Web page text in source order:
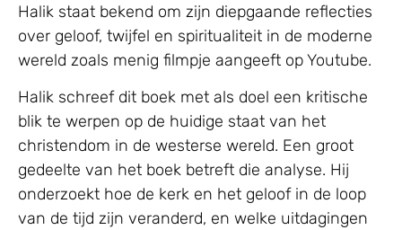
Halik staat bekend om zijn diepgaande reflecties
over geloof, twijfel en spiritualiteit in de moderne
wereld zoals menig filmpje aangeeft op Youtube.
Halik schreef dit boek met als doel een kritische
blik te werpen op de huidige staat van het
christendom in de westerse wereld. Een groot
gedeelte van het boek betreft die analyse. Hij
onderzoekt hoe de kerk en het geloof in de loop
van de tijd zijn veranderd, en welke uitdagingen